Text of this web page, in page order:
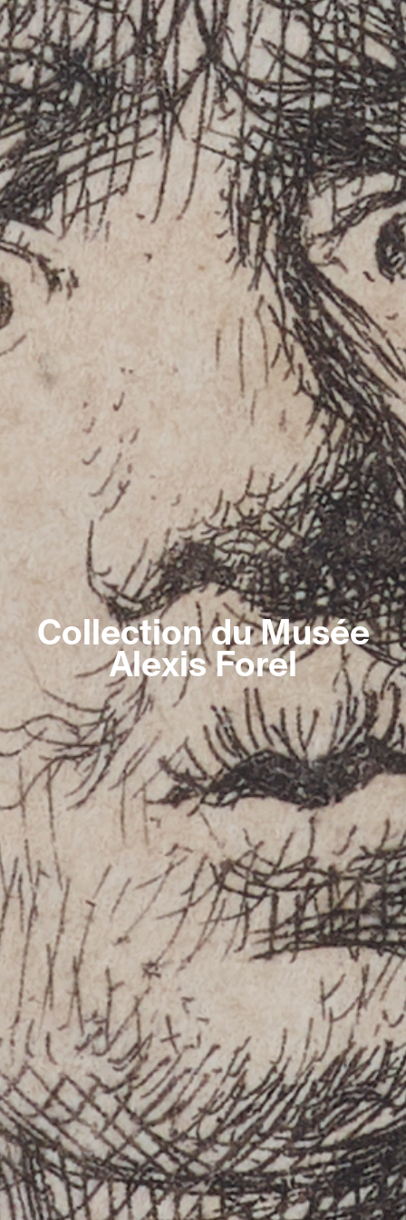
Collection du Musée
Alexis Forel